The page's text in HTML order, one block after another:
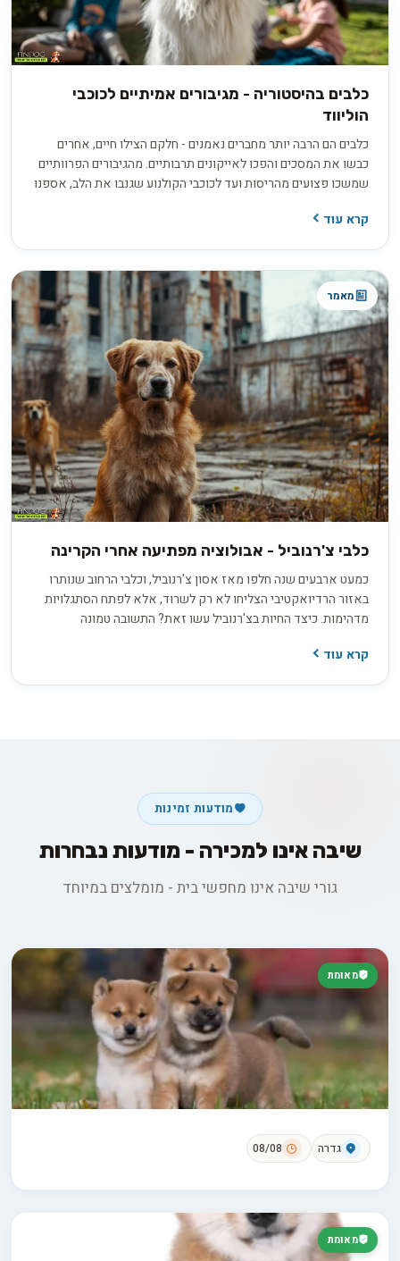
כלבים בהיסטוריה - מגיבורים אמיתיים לכוכבי
הוליווד
כלבים הם הרבה יותר מחברים נאמנים - חלקם הצילו חיים, אחרים
כבשו את המסכים והפכו לאייקונים תרבותיים. מהגיבורים הפרוותיים
שמשכו פצועים מהריסות ועד לכוכבי הקולנוע שגנבו את הלב, אספנו
קרא עוד
מאמר
כלבי צ'רנוביל - אבולוציה מפתיעה אחרי הקרינה
כמעט ארבעים שנה חלפו מאז אסון צ'רנוביל, וכלבי הרחוב שנותרו
באזור הרדיואקטיבי הצליחו לא רק לשרוד, אלא לפתח הסתגלויות
מדהימות. כיצד החיות בצ'רנוביל עשו זאת? התשובה טמונה
ההישרדות. במאמר זה נצלול לעומק התופעה המרתקת הזו.
קרא עוד
מודעות זמינות
שיבה אינו למכירה - מודעות נבחרות
גורי שיבה אינו מחפשי בית - מומלצים במיוחד
מאומת
גדרה 08/08
מאומת